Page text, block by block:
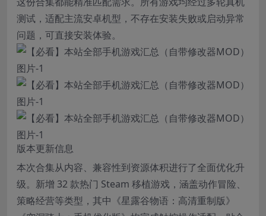
测试，适配主流安卓机型，不存在安装失败或启动异常
问题，可直接安装体验。
版本更新信息
本次合集从内容、兼容性到资源体积进行了全面优化升
级。新增 32 款热门 Steam 移植游戏，涵盖动作冒险、
策略经营等类型，其中《星露谷物语：高清重制版》